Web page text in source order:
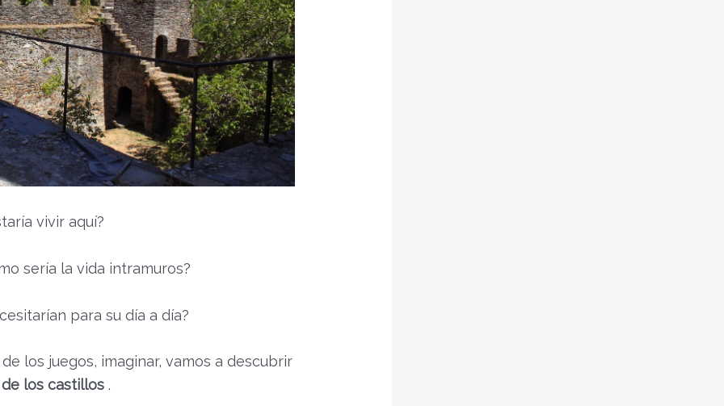
vivir aquí?
sería la vida intramuros?
para su día a día?
los juegos, imaginar, vamos a descubrir
los castillos .